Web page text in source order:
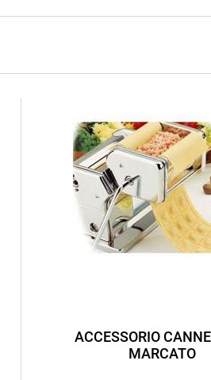
ACCESSORIO
MARCATO